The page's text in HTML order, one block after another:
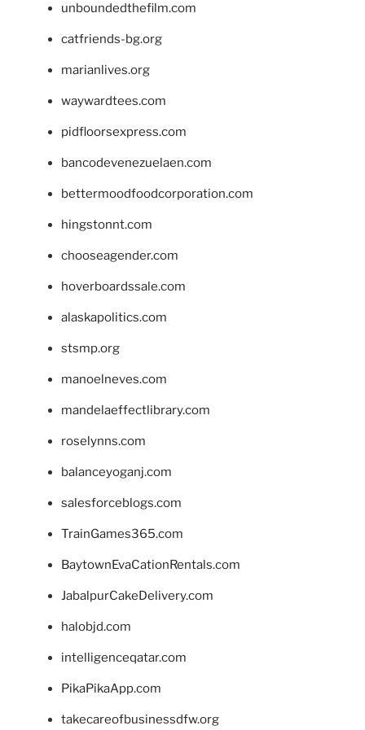
unboundedthefilm.com
catfriends-bg.org
marianlives.org
waywardtees.com
pidfloorsexpress.com
bancodevenezuelaen.com
bettermoodfoodcorporation.com
hingstonnt.com
chooseagender.com
hoverboardssale.com
alaskapolitics.com
stsmp.org
manoelneves.com
mandelaeffectlibrary.com
roselynns.com
balanceyoganj.com
salesforceblogs.com
TrainGames365.com
BaytownEvaCationRentals.com
JabalpurCakeDelivery.com
halobjd.com
intelligenceqatar.com
PikaPikaApp.com
takecareofbusinessdfw.org